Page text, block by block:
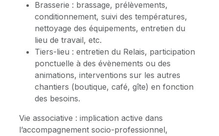
Brasserie : brassage, prélèvements,
conditionnement, suivi des températures,
nettoyage des équipements, entretien du
lieu de travail, etc.
Tiers-lieu : entretien du Relais, participation
ponctuelle à des évènements ou des
animations, interventions sur les autres
chantiers (boutique, café, gîte) en fonction
des besoins.
Vie associative : implication active dans
l’accompagnement socio-professionnel,